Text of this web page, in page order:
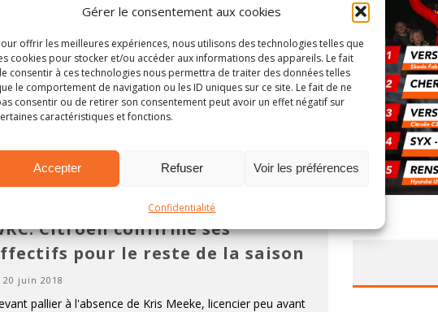
Gérer le consentement aux cookies
offrir les meilleures expériences, nous utilisons des technologies telles que
cookies pour stocker et/ou accéder aux informations des appareils. Le fait
consentir à ces technologies nous permettra de traiter des données telles
le comportement de navigation ou les ID uniques sur ce site. Le fait de ne
consentir ou de retirer son consentement peut avoir un effet négatif sur
caractéristiques et fonctions.
Accepter Refuser Voir les préférences
Confidentialité
Ostberg toujours avec
mais en WRC-2 Pro
15 janvier 2019
retrouvant sans volant pour 2019 après avoir été lâché
Citroën au terme de la saison 2018, Mads Ostberg avait,
Sweden avec une Ford Escor...
Citroën confirme ses
pour le reste de la saison
20 juin 2018
pallier à l'absence de Kris Meeke, licencier peu avant